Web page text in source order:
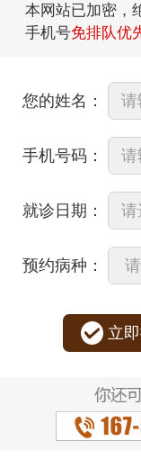
本网站已加密，
手机号免排队优
您的姓名：
手机号码：
就诊日期：
预约病种：
立